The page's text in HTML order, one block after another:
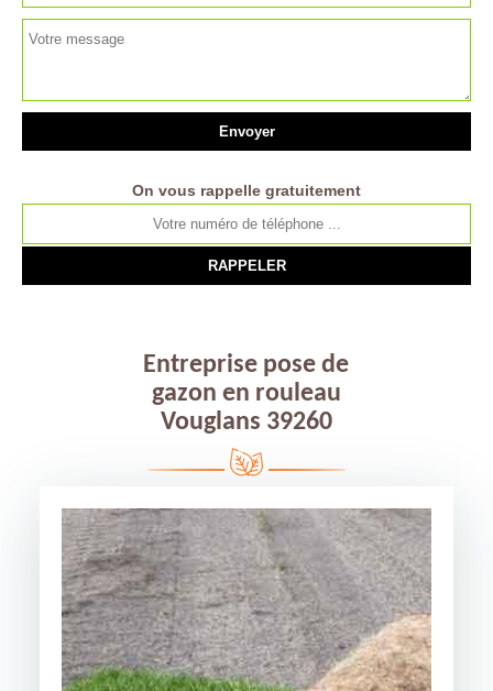
On vous rappelle gratuitement
Entreprise pose de
gazon en rouleau
Vouglans 39260